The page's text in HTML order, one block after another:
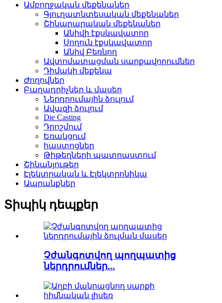
Ամբողջական մեքենաներ
Գյուղատնտեսական մեքենաներ
Շինարարական մեքենաներ
Անիվի էքսկավատոր
Սողուն էքսկավատոր
Անիվ Բեռնող
Ավտոմատացման սարքավորումներ
Դիմակի մեքենա
Ժողովներ
Բաղադրիչներ և մասեր
Ներդրումային ձուլում
Ավազի ձուլում
Die Casting
Դրոշմում
Եռակցում
հաստոցներ
Թիթեղների պատրաստում
Շինանյութեր
Էլեկտրական և Էլեկտրոնիկա
Ապրանքներ
Տիպիկ դեպքեր
Չժանգոտվող պողպատից
ներդրումներ...